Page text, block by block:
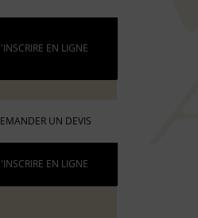
EN LIGNE
UN DEVIS
EN LIGNE